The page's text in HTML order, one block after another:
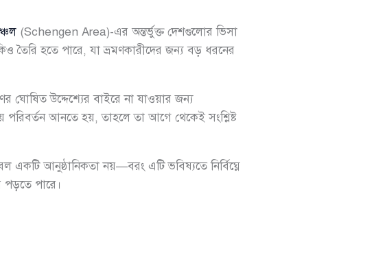
(Schengen Area)-এর অন্তর্ভুক্ত দেশগুলোর ভিসা
তৈরি হতে পারে, যা ভ্রমণকারীদের জন্য বড় ধরনের
ঘোষিত উদ্দেশ্যের বাইরে না যাওয়ার জন্য
পরিবর্তন আনতে হয়, তাহলে তা আগে থেকেই সংশ্লিষ্ট
একটি আনুষ্ঠানিকতা নয়—বরং এটি ভবিষ্যতে নির্বিঘ্নে
পড়তে পারে।